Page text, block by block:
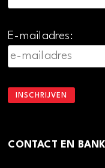
E-mailadres:
CONTACT EN BANK